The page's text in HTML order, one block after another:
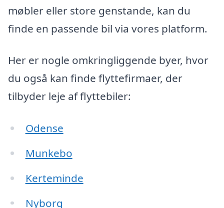
møbler eller store genstande, kan du
finde en passende bil via vores platform.
Her er nogle omkringliggende byer, hvor
du også kan finde flyttefirmaer, der
tilbyder leje af flyttebiler:
Odense
Munkebo
Kerteminde
Nyborg